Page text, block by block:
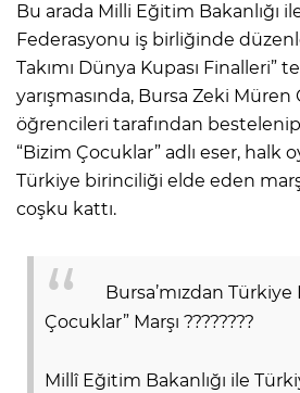
Bu arada Milli Eğitim Bakanlığı
Federasyonu iş birliğinde
Takımı Dünya Kupası Finalleri”
yarışmasında, Bursa Zeki Müren
öğrencileri tarafından
“Bizim Çocuklar” adlı eser, halk
Türkiye birinciliği elde eden
coşku kattı.
Bursa’mızdan
Çocuklar” Marşı ????????
Millî Eğitim Bakanlığı ile